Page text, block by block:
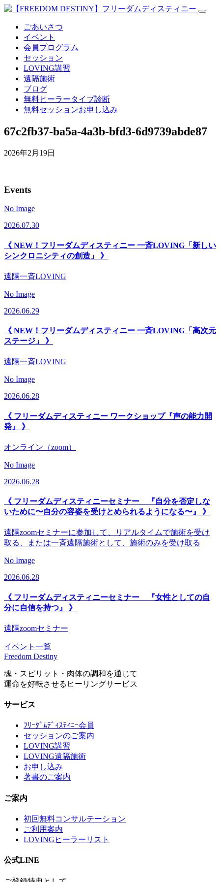
ごあいさつ
イベント
会員プログラム
セッション
LOVING講習
遠隔施術
ブログ
無料ヒーラータイプ診断
無料セッションお申し込み
67c2fb37-ba5a-4a3b-bfd3-6d9739abde87
2026年2月19日
Events
No Image
2026.07.30
《 NEW！フリーダムディスティニー 一斉LOVING「新しい
シンクロニシティの創造」 》
遠隔一斉LOVING
No Image
2026.06.29
《 NEW！フリーダムディスティニー 一斉LOVING「高次元
ステージ」 》
遠隔一斉LOVING
No Image
2026.06.28
《 フリーダムディスティニー ワークショップ『声の能力開
発』 》
オンライン（zoom）
No Image
2026.06.28
《 フリーダムディスティニーセミナー 『自分を否定しな
いために〜自分の容姿を受けとめられるようになる〜』 》
遠隔zoomセミナーに参加して、リアルタイムで施術を受け
取る、または一斉遠隔施術として、施術のみを受け取る
No Image
2026.06.28
《 フリーダムディスティニーセミナー 『女性としての自
分に自信を持つ』 》
遠隔zoomセミナー
イベント一覧
Freedom Destiny
魂・スピリット・肉体の調和を通じて
運命を好転させるヒーリングサービス
サービス
ﾌﾘｰﾀﾞﾑﾃﾞｨｽﾃｨﾆｰ会員
セッションのご案内
LOVING講習
LOVING遠隔施術
お申し込み
著書のご案内
ご案内
初回無料コンサルテーション
ご利用案内
LOVINGヒーラーリスト
公式LINE